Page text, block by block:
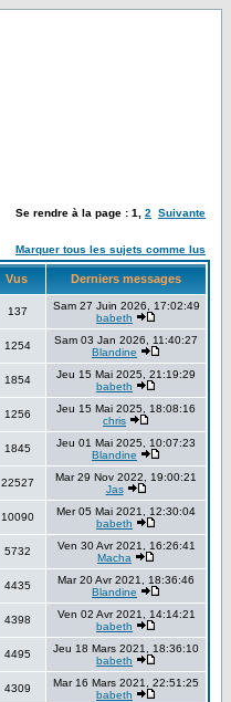
Se rendre à la page : 1 2 Suivante
Marquer tous les sujets comme lus
Vus Derniers messages
137
Sam 27 Juin 2026, 17:02:49
babeth
1254
Sam 03 Jan 2026, 11:40:27
Blandine
1854
Jeu 15 Mai 2025, 21:19:29
babeth
1256
Jeu 15 Mai 2025, 18:08:16
chris
1845
Jeu 01 Mai 2025, 10:07:23
Blandine
22527
Mar 29 Nov 2022, 19:00:21
Jas
10090
Mer 05 Mai 2021, 12:30:04
babeth
5732
Ven 30 Avr 2021, 16:26:41
Macha
4435
Mar 20 Avr 2021, 18:36:46
Blandine
4398
Ven 02 Avr 2021, 14:14:21
babeth
4495
Jeu 18 Mars 2021, 18:36:10
babeth
4309
Mar 16 Mars 2021, 22:51:25
babeth